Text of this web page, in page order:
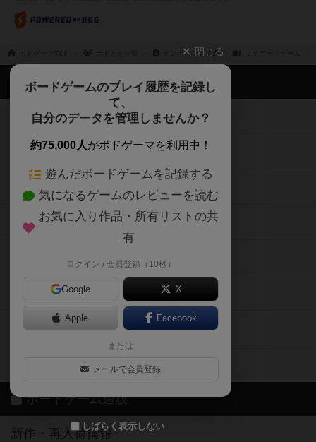
ピンポイント革命
閉じる
ボードゲームのプレイ履歴を記録し
て、
自分のデータを管理しませんか？
約75,000人がボドゲーマを利用中！
遊んだボードゲームを記録する
気になるゲームのレビューを読む
お気に入り作品・所有リストの共
有
ログイン / 会員登録（10秒）
Google X
Apple Facebook
または
メールで会員登録
しばらく表示しない
ボドゲーマTOP
ボードゲームを検索する
ボードゲームの新着レビュー
ボードゲーム会情報
メカニクス特集
掲示板・トピックス
ボドとも・会員一覧
ボードゲーム業界コラム
ボドゲーマご利用案内
ボードゲーム通販
新作・再入荷情報